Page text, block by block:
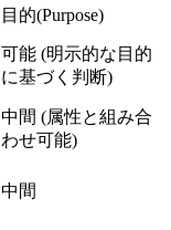
目的(Purpose)
可能 (明示的な目的
に基づく判断)
中間 (属性と組み合
わせ可能)
中間